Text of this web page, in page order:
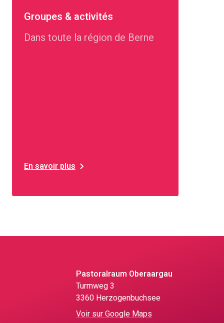
Groupes & activités
Dans toute la région de Berne
En savoir plus
Pastoralraum Oberaargau
Turmweg 3
3360 Herzogenbuchsee
Voir sur Google Maps